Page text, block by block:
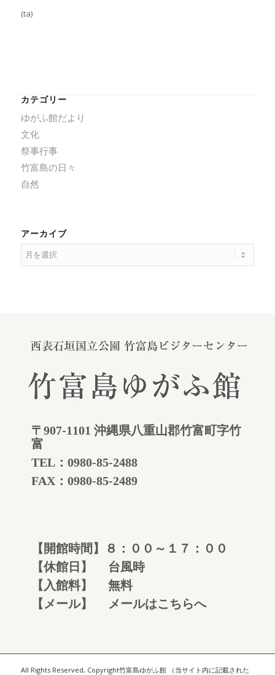
(ta)
カテゴリー
ゆがふ館だより
文化
祭事行事
竹富島の日々
自然
アーカイブ
〒907-1101 沖縄県八重山郡竹富町字竹
富
TEL：0980-85-2488
FAX：0980-85-2489
【開館時間】８：００～１７：００
【休館日】 台風時
【入館料】 無料
【メール】
メールはこちらへ
All Rights Reserved, Copyright竹富島ゆがふ館 （当サイト内に記載された